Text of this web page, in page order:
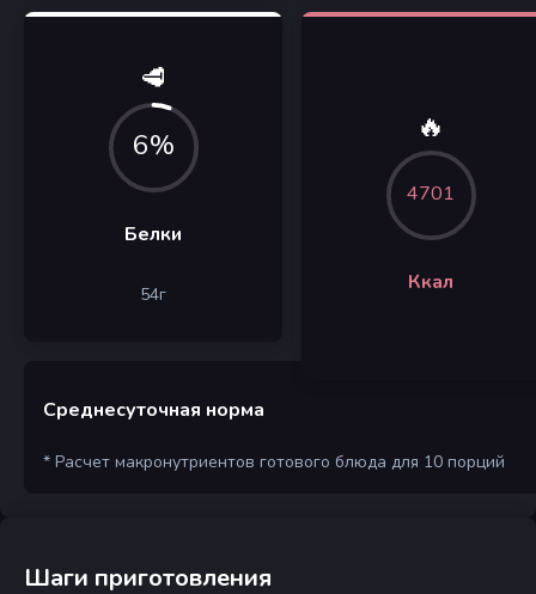
🥩
6%
Белки
54г
🔥
4701
Ккал
Среднесуточная норма
* Расчет макронутриентов готового блюда для 10 порций
Шаги приготовления